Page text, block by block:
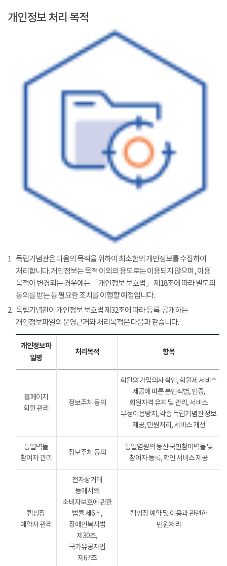
개인정보 처리 목적
1 독립기념관은 다음의 목적을 위하여 최소한의 개인정보를 수집하여
처리합니다. 개인정보는 목적 이외의 용도로는 이용되지 않으며, 이용
목적이 변경되는 경우에는 「개인정보 보호법」 제18조에 따라 별도의
동의를 받는 등 필요한 조치를 이행할 예정입니다.
2 독립기념관이 개인정보 보호법 제32조에 따라 등록·공개하는
개인정보파일의 운영근거와 처리목적은 다음과 같습니다.
개인정보파
일명
처리목적 항목
홈페이지
회원 관리
정보주체 동의
회원의 가입의사 확인, 회원제 서비스
제공에 따른 본인식별, 인증,
회원자격 유지 및 관리, 서비스
부정이용방지, 각종 독립기념관 정보
제공, 민원처리, 서비스 개선
통일벽돌
참여자 관리
정보주체 동의
통일염원의 동산 국민참여벽돌 및
참여자 등록, 확인 서비스 제공
캠핑장
예약자 관리
전자상거래
등에서의
소비자보호에 관한
법률 제6조,
장애인복지법
제30조,
국가유공자법
제67조
캠핑장 예약 및 이용과 관련한
민원처리